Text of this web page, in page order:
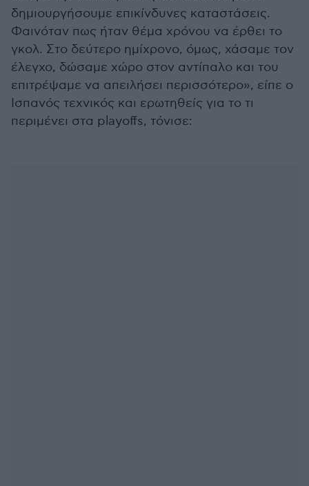
δημιουργήσουμε επικίνδυνες καταστάσεις.
Φαινόταν πως ήταν θέμα χρόνου να έρθει το
γκολ. Στο δεύτερο ημίχρονο, όμως, χάσαμε τον
έλεγχο, δώσαμε χώρο στον αντίπαλο και του
επιτρέψαμε να απειλήσει περισσότερο», είπε ο
Ισπανός τεχνικός και ερωτηθείς για το τι
περιμένει στα playoffs, τόνισε: